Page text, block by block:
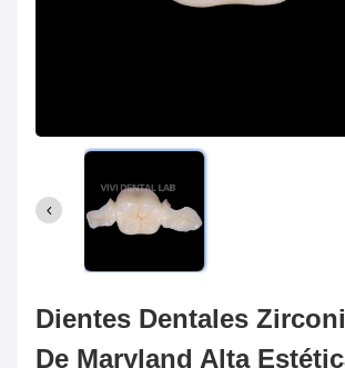
Dientes Dentales
De Maryland Alta